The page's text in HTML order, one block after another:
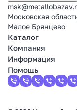
Московская
Малое Брянцево
Каталог
Компания
Информация
Помощь